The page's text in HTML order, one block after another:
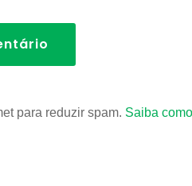
para reduzir spam. Saiba